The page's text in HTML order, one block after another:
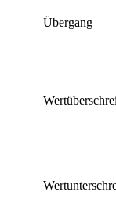
Übergang